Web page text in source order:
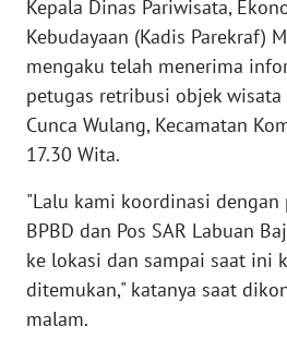
Kepala Dinas Pariwisata,
Kebudayaan (Kadis Parekraf)
mengaku telah menerima
petugas retribusi objek wisata
Cunca Wulang, Kecamatan
17.30 Wita.
"Lalu kami koordinasi dengan
BPBD dan Pos SAR Labuan
ke lokasi dan sampai saat ini
ditemukan," katanya saat
malam.
WN
SURABAYA
NATUNA
WN
WN
MANDALIKA